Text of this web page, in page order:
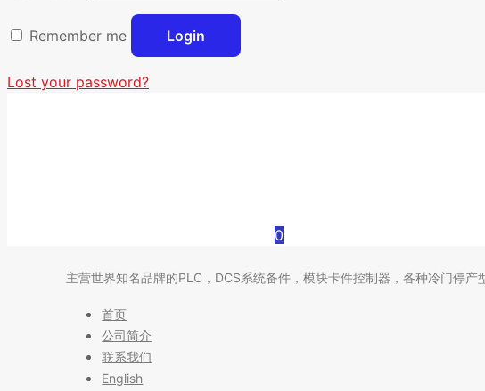
Remember me Login
Lost your password?
0
主营世界知名品牌的PLC，DCS系统备件，模块卡件控制器，各种冷门停产
首页
公司简介
联系我们
English